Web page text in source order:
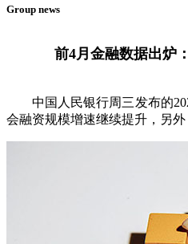
Group news
前4月金融数据出炉
中国人民银行周三发布的
会融资规模增速继续提升，另外